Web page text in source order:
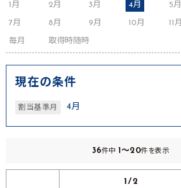
1月
2月 3月 4月 5月
7月 8月 9月 10月 11月
毎月 取得時随時
現在の条件
割当基準月 4月
36件中 1～20件を表示
1/2